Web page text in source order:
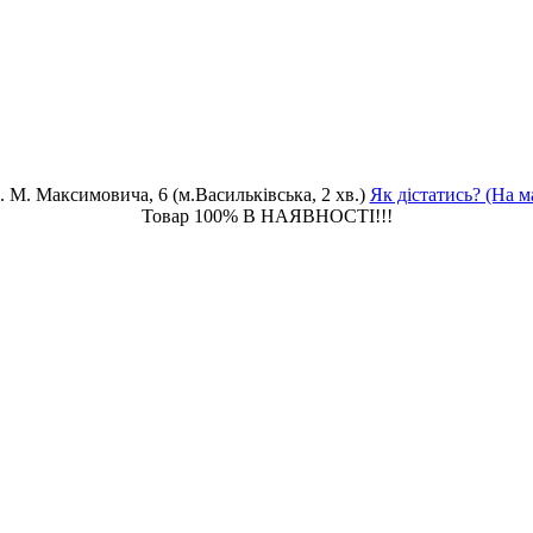
М. Максимовича, 6 (м.Васильківська, 2 хв.) Як дістатись? (На
Товар 100% В НАЯВНОСТІ!!!